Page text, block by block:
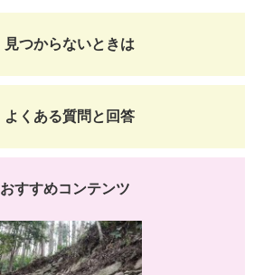
見つからないときは
よくある質問と回答
おすすめコンテンツ